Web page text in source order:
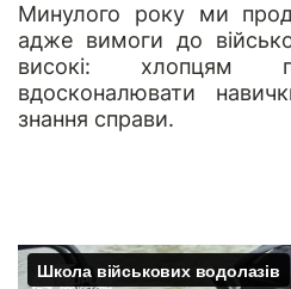
Минулого року ми
адже вимоги до
високі: хлопцям
вдосконалювати
знання справи.